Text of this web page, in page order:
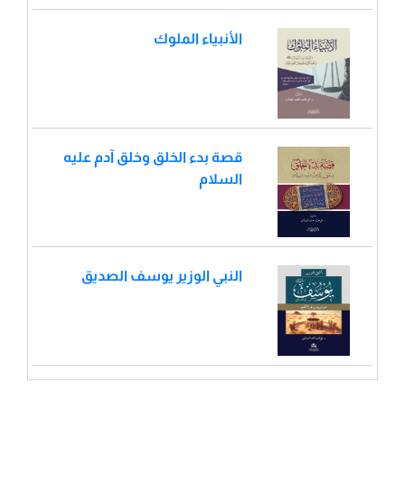
الأنبياء الملوك
قصة بدء الخلق وخلق آدم عليه
السلام
النبي الوزير يوسف الصديق